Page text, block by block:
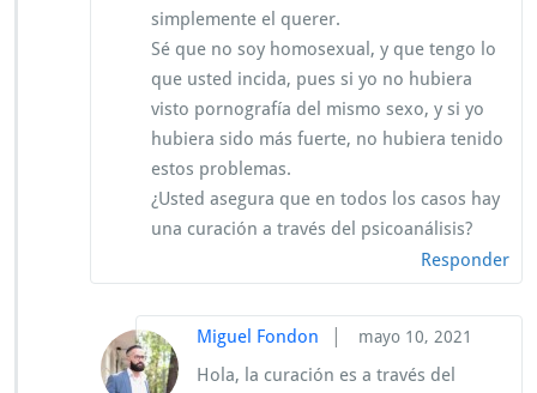
simplemente el querer.
Sé que no soy homosexual, y que tengo lo
que usted incida, pues si yo no hubiera
visto pornografía del mismo sexo, y si yo
hubiera sido más fuerte, no hubiera tenido
estos problemas.
¿Usted asegura que en todos los casos hay
una curación a través del psicoanálisis?
Responder
Miguel Fondon mayo 10, 2021
Hola, la curación es a través del